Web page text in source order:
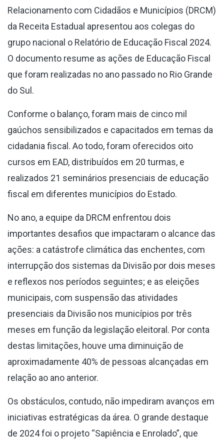
Relacionamento com Cidadãos e Municípios (DRCM)
da Receita Estadual apresentou aos colegas do
grupo nacional o Relatório de Educação Fiscal 2024.
O documento resume as ações de Educação Fiscal
que foram realizadas no ano passado no Rio Grande
do Sul.
Conforme o balanço, foram mais de cinco mil
gaúchos sensibilizados e capacitados em temas da
cidadania fiscal. Ao todo, foram oferecidos oito
cursos em EAD, distribuídos em 20 turmas, e
realizados 21 seminários presenciais de educação
fiscal em diferentes municípios do Estado.
No ano, a equipe da DRCM enfrentou dois
importantes desafios que impactaram o alcance das
ações: a catástrofe climática das enchentes, com
interrupção dos sistemas da Divisão por dois meses
e reflexos nos períodos seguintes; e as eleições
municipais, com suspensão das atividades
presenciais da Divisão nos municípios por três
meses em função da legislação eleitoral. Por conta
destas limitações, houve uma diminuição de
aproximadamente 40% de pessoas alcançadas em
relação ao ano anterior.
Os obstáculos, contudo, não impediram avanços em
iniciativas estratégicas da área. O grande destaque
de 2024 foi o projeto “Sapiência e Enrolado”, que